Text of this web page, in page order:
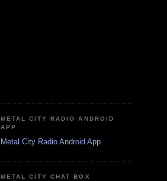
METAL CITY RADIO ANDROID
APP
Metal City Radio Android App
METAL CITY CHAT BOX